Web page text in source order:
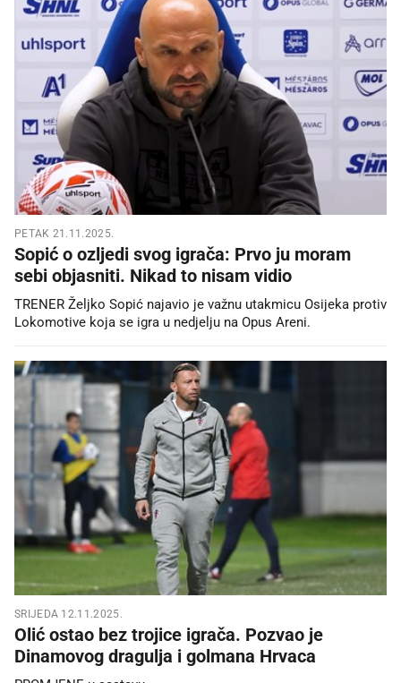
PETAK 21.11.2025.
Sopić o ozljedi svog igrača: Prvo ju moram
sebi objasniti. Nikad to nisam vidio
TRENER Željko Sopić najavio je važnu utakmicu Osijeka protiv
Lokomotive koja se igra u nedjelju na Opus Areni.
SRIJEDA 12.11.2025.
Olić ostao bez trojice igrača. Pozvao je
Dinamovog dragulja i golmana Hrvaca